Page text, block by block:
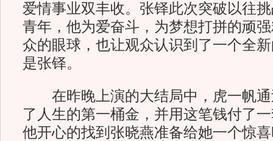
爱情事业双丰收。张铎此次突破以往
青年，他为爱奋斗，为梦想打拼的顽
众的眼球，也让观众认识到了一个全
是张铎。
在昨晚上演的大结局中，虎一帆通
了人生的第一桶金，并用这笔钱付了
他开心的找到张晓燕准备给她一个惊